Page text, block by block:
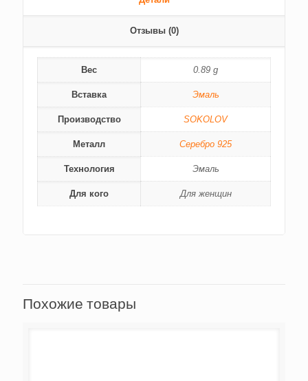
Отзывы (0)
Вес 0.89 g
Вставка Эмаль
Производство SOKOLOV
Металл Серебро 925
Технология Эмаль
Для кого Для женщин
Похожие товары